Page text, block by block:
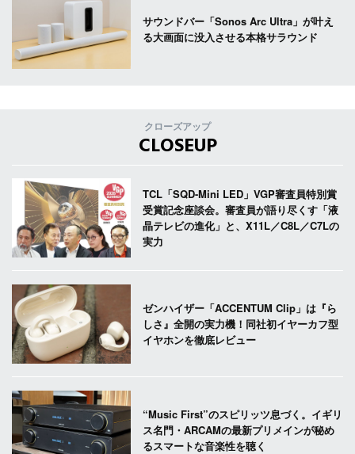
サウンドバー「Sonos Arc Ultra」が叶え
る大画面に没入させる本格サラウンド
クローズアップ
CLOSEUP
TCL「SQD-Mini LED」VGP審査員特別賞
受賞記念座談会。審査員が語り尽くす「液
晶テレビの進化」と、X11L／C8L／C7Lの
実力
ゼンハイザー「ACCENTUM Clip」は『ら
しさ』全開の実力機！同社初イヤーカフ型
イヤホンを徹底レビュー
“Music First”のスピリッツ息づく。イギリ
ス名門・ARCAMの最新プリメインが秘め
るスマートな音楽性を聴く